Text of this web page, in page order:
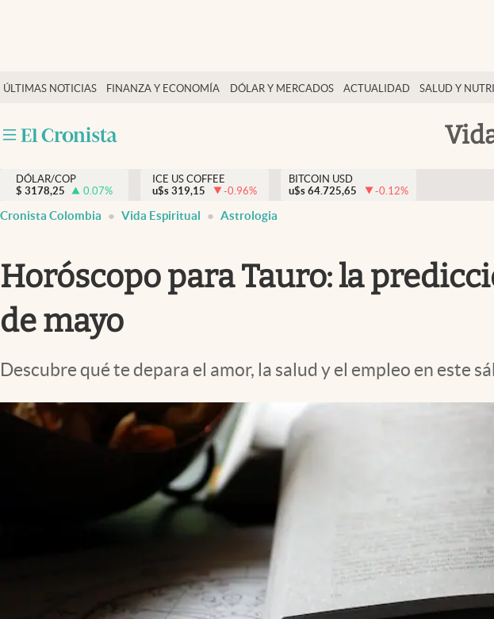
ÚLTIMAS NOTICIAS FINANZA Y ECONOMÍA DÓLAR Y MERCADOS ACTUALIDAD SALUD Y
Salud y nutrición
Tiempo libre
Dólar y mercados
DÓLAR/COP
$ 3178,25 0.07%
ICE US COFFEE
u$s 319,15 -0.96%
BITCOIN USD
u$s 64.725,65 -0.12%
Cronista Colombia Vida Espiritual Astrologia
Horóscopo para Tauro: la
de mayo
Descubre qué te depara el amor, la salud y el empleo en este